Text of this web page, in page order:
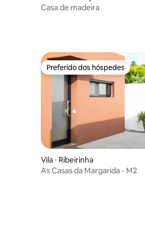
Casa de madeira
Preferido dos hóspedes
Preferido dos hóspedes
Vila ⋅ Ribeirinha
As Casas da Margarida - M2